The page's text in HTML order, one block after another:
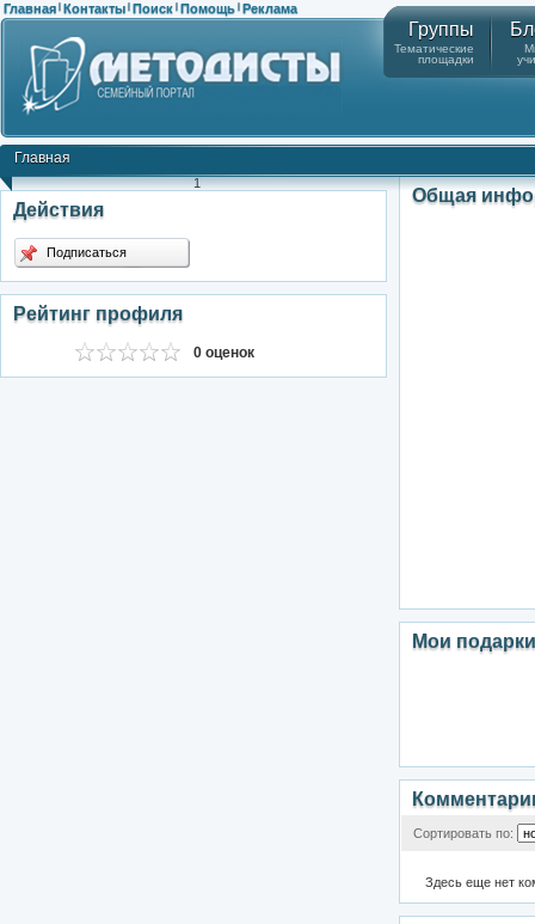
Главная | Контакты | Поиск | Помощь | Реклама
Группы
Тематические
площадки
Главная
1
Действия
Подписаться
Рейтинг профиля
0 оценок
Общая
Мои подарки
Сортировать по:
Здесь еще нет